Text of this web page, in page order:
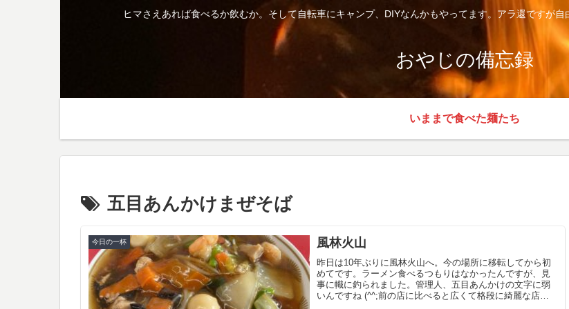
ヒマさえあれば食べるか飲むか。そして自転車にキャンプ、DIYなんかもやってます。アラ還ですが
おやじの備忘録
いままで食べた麺たち
五目あんかけまぜそば
今日の一杯 風林火山
昨日は10年ぶりに風林火山へ。今の場所に移転してから初
めてです。ラーメン食べるつもりはなかったんですが、見
事に幟に釣られました。管理人、五目あんかけの文字に弱
いんですね (^^;前の店に比べると広くて格段に綺麗な店に